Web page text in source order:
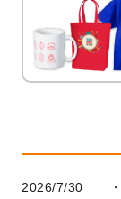
2026/7/30